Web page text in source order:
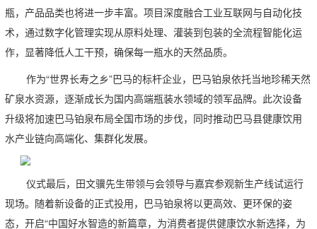
瓶，产品品类也将进一步丰富。项目深度融合工业互联网与自动化技
术，通过数字化管理实现从原料处理、灌装到包装的全流程智能化运
作，显著降低人工干预，确保每一瓶水的天然品质。
作为“世界长寿之乡”巴马的标杆企业，巴马铂泉依托当地珍稀天然
矿泉水资源，逐渐成长为国内高端瓶装水领域的领军品牌。此次设备
升级将加速巴马铂泉布局全国市场的步伐，同时推动巴马县健康饮用
水产业链向高端化、集群化发展。
仪式最后，田文骥先生带领与会领导与嘉宾参观新生产线试运行
现场。随着新设备的正式投用，巴马铂泉将以更高效、更环保的姿
态，开启“中国好水智造的新篇章，为消费者提供健康饮水新选择，为